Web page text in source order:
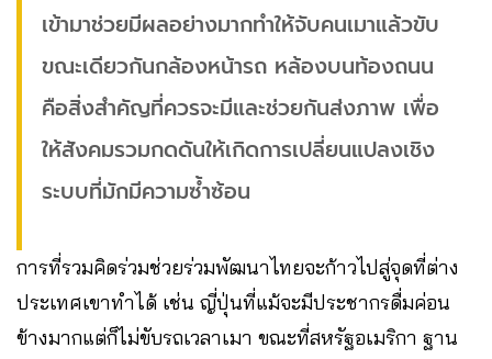
เข้ามาช่วยมีผลอย่างมากทำให้จับคนเมาแล้วขับ
ขณะเดียวกันกล้องหน้ารถ หล้องบนท้องถนน
คือสิ่งสำคัญที่ควรจะมีและช่วยกันส่งภาพ เพื่อ
ให้สังคมรวมกดดันให้เกิดการเปลี่ยนแปลงเชิง
ระบบที่มักมีความซ้ำซ้อน
การที่รวมคิดร่วมช่วยร่วมพัฒนาไทยจะก้าวไปสู่จุดที่ต่าง
ประเทศเขาทำได้ เช่น ญี่ปุ่นที่แม้จะมีประชากรดื่มค่อน
ข้างมากแต่ก็ไม่ขับรถเวลาเมา ขณะที่สหรัฐอเมริกา ฐาน